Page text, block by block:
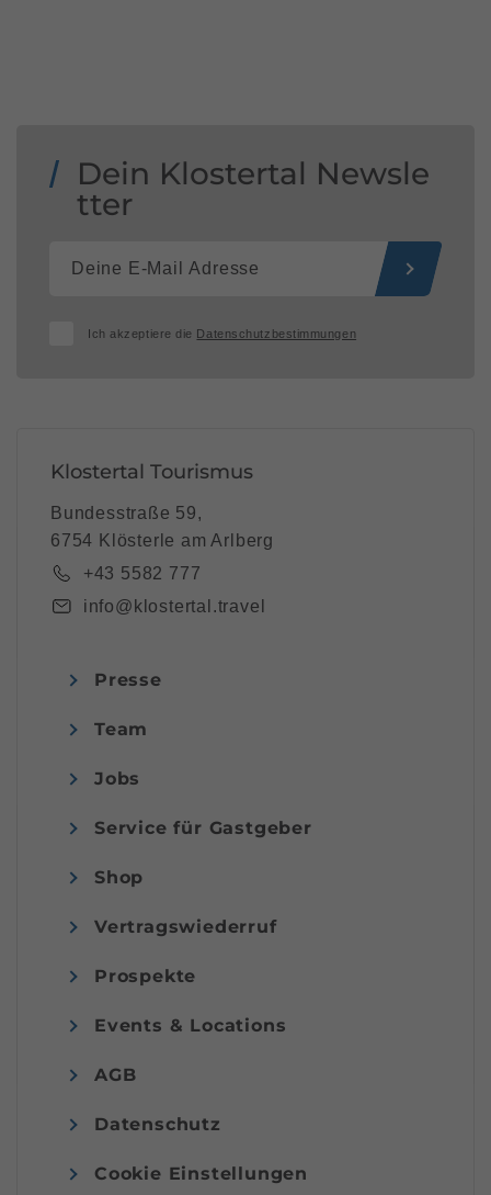
Dein Klostertal Newsle
tter
Ich akzeptiere die Datenschutzbestimmungen
Klostertal Tourismus
Bundesstraße 59,
6754 Klösterle am Arlberg
+43 5582 777
info@klostertal.travel
Presse
Team
Jobs
Service für Gastgeber
Shop
Vertragswiederruf
Prospekte
Events & Locations
AGB
Datenschutz
Cookie Einstellungen